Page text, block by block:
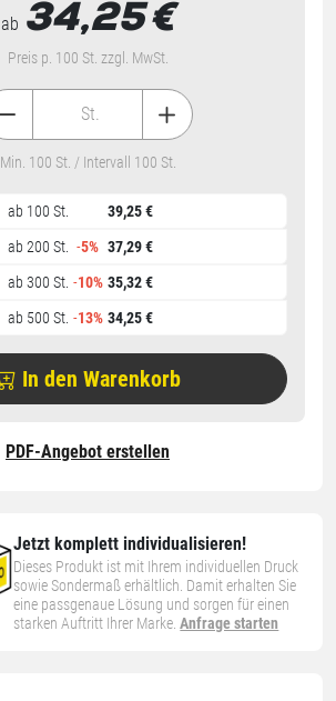
Jetzt komplett individualisieren!
Dieses Produkt ist mit Ihrem individuellen Druck
sowie Sondermaß erhältlich. Damit erhalten Sie
eine passgenaue Lösung und sorgen für einen
starken Auftritt Ihrer Marke.Anfrage starten
ab 34,25€
Preis p. 100 St. zzgl. MwSt.
ab 100 St.
39,25 €
ab 200 St.
-5% 37,29 €
ab 300 St. -10% 35,32 €
ab 500 St. -13% 34,25 €
St.
Min. 100 St. / Intervall 100 St.
In den Warenkorb
PDF-Angebot erstellen